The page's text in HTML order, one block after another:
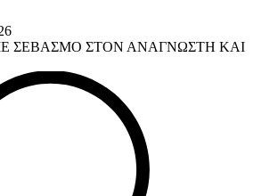
ΣΕΒΑΣΜΟ ΣΤΟΝ ΑΝΑΓΝΩΣΤΗ ΚΑΙ